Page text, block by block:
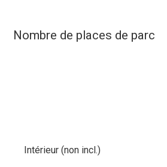
Nombre de places de parc
Intérieur (non incl.)